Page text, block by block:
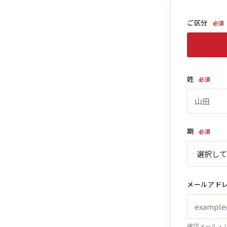
ご区分 必須
姓 必須
期 必須
メールアド